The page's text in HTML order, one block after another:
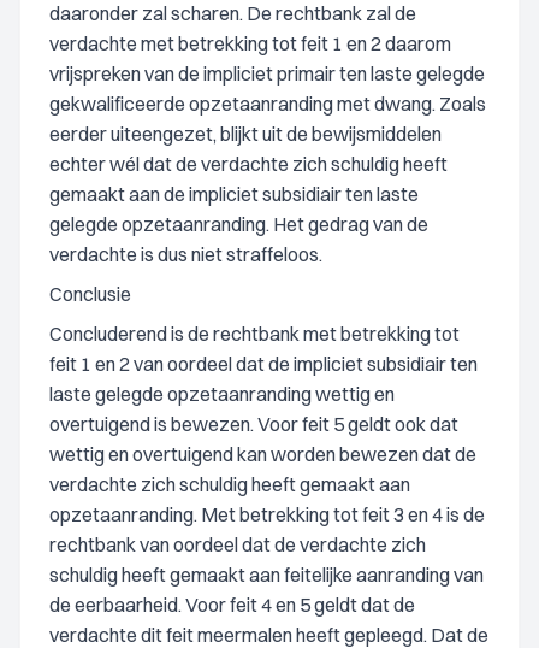
daaronder zal scharen. De rechtbank zal de
verdachte met betrekking tot feit 1 en 2 daarom
vrijspreken van de impliciet primair ten laste gelegde
gekwalificeerde opzetaanranding met dwang. Zoals
eerder uiteengezet, blijkt uit de bewijsmiddelen
echter wél dat de verdachte zich schuldig heeft
gemaakt aan de impliciet subsidiair ten laste
gelegde opzetaanranding. Het gedrag van de
verdachte is dus niet straffeloos.
Conclusie
Concluderend is de rechtbank met betrekking tot
feit 1 en 2 van oordeel dat de impliciet subsidiair ten
laste gelegde opzetaanranding wettig en
overtuigend is bewezen. Voor feit 5 geldt ook dat
wettig en overtuigend kan worden bewezen dat de
verdachte zich schuldig heeft gemaakt aan
opzetaanranding. Met betrekking tot feit 3 en 4 is de
rechtbank van oordeel dat de verdachte zich
schuldig heeft gemaakt aan feitelijke aanranding van
de eerbaarheid. Voor feit 4 en 5 geldt dat de
verdachte dit feit meermalen heeft gepleegd. Dat de